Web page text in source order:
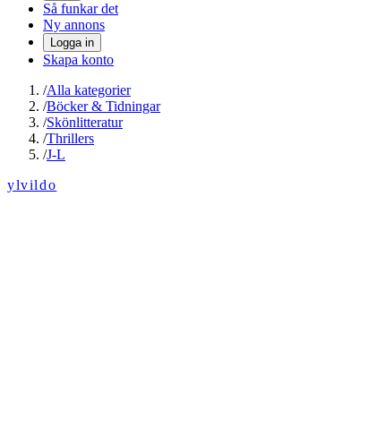
Så funkar det
Ny annons
Logga in
Skapa konto
/Alla kategorier
/Böcker & Tidningar
/Skönlitteratur
/Thrillers
/J-L
ylvildo